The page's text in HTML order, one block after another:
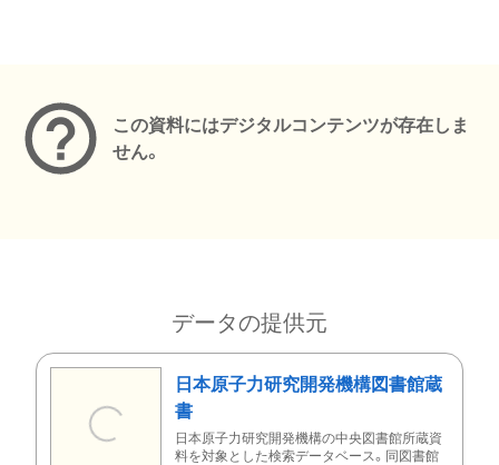
この資料にはデジタルコンテンツが存在しま
せん。
データの提供元
日本原子力研究開発機構図書館蔵
書
日本原子力研究開発機構の中央図書館所蔵資
料を対象とした検索データベース。同図書館